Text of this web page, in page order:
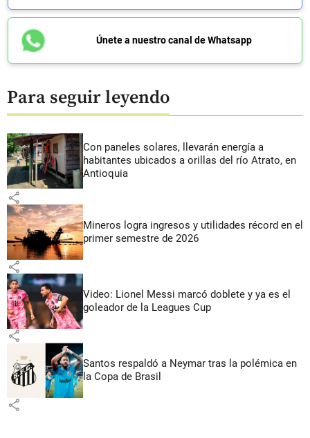
Únete a nuestro canal de Whatsapp
Para seguir leyendo
Con paneles solares, llevarán energía a
habitantes ubicados a orillas del río Atrato, en
Antioquia
share
Mineros logra ingresos y utilidades récord en el
primer semestre de 2026
share
Video: Lionel Messi marcó doblete y ya es el
goleador de la Leagues Cup
share
Santos respaldó a Neymar tras la polémica en
la Copa de Brasil
share